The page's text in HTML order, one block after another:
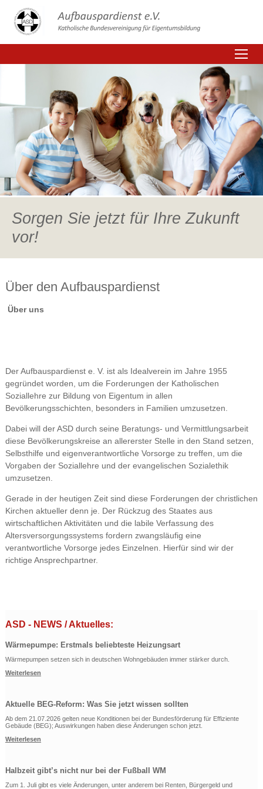
Sorgen Sie jetzt für Ihre Zukunft
vor!
Über den Aufbauspardienst
Über uns
Der Aufbauspardienst e. V. ist als Idealverein im Jahre 1955
gegründet worden, um die Forderungen der Katholischen
Soziallehre zur Bildung von Eigentum in allen
Bevölkerungsschichten, besonders in Familien umzusetzen.
Dabei will der ASD durch seine Beratungs- und Vermittlungsarbeit
diese Bevölkerungskreise an allererster Stelle in den Stand setzen,
Selbsthilfe und eigenverantwortliche Vorsorge zu treffen, um die
Vorgaben der Soziallehre und der evangelischen Sozialethik
umzusetzen.
Gerade in der heutigen Zeit sind diese Forderungen der christlichen
Kirchen aktueller denn je. Der Rückzug des Staates aus
wirtschaftlichen Aktivitäten und die labile Verfassung des
Altersversorgungssystems fordern zwangsläufig eine
verantwortliche Vorsorge jedes Einzelnen. Hierfür sind wir der
richtige Ansprechpartner.
ASD - NEWS / Aktuelles:
Wärmepumpe: Erstmals beliebteste Heizungsart
Wärmepumpen setzen sich in deutschen Wohngebäuden immer stärker durch.
Weiterlesen
Aktuelle BEG-Reform: Was Sie jetzt wissen sollten
Ab dem 21.07.2026 gelten neue Konditionen bei der Bundesförderung für Effiziente
Gebäude (BEG); Auswirkungen haben diese Änderungen schon jetzt.
Weiterlesen
Halbzeit gibt’s nicht nur bei der Fußball WM
Zum 1. Juli gibt es viele Änderungen, unter anderem bei Renten, Bürgergeld und